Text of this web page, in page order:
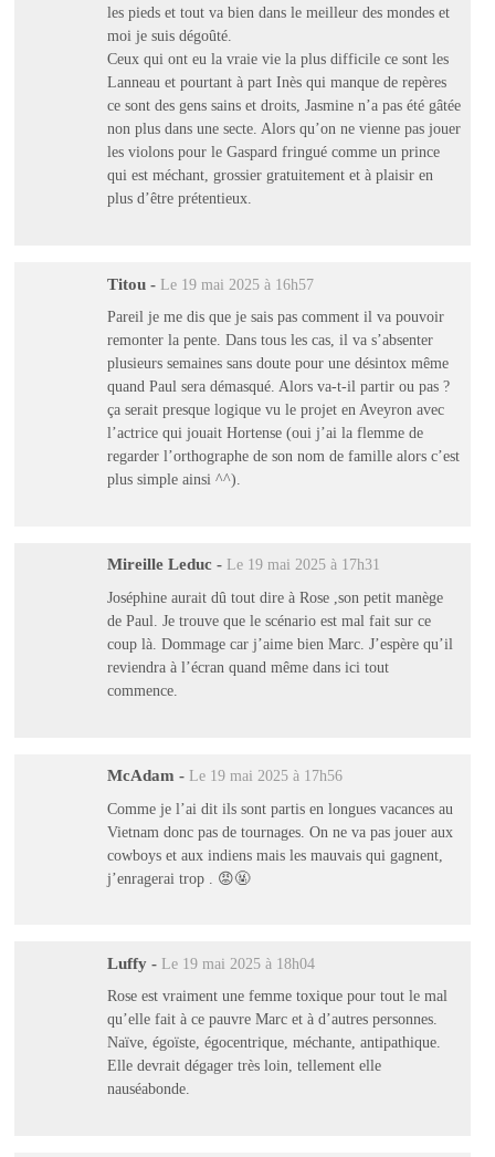
les pieds et tout va bien dans le meilleur des mondes et
moi je suis dégoûté.
Ceux qui ont eu la vraie vie la plus difficile ce sont les
Lanneau et pourtant à part Inès qui manque de repères
ce sont des gens sains et droits, Jasmine n’a pas été gâtée
non plus dans une secte. Alors qu’on ne vienne pas jouer
les violons pour le Gaspard fringué comme un prince
qui est méchant, grossier gratuitement et à plaisir en
plus d’être prétentieux.
Titou - Le 19 mai 2025 à 16h57
Pareil je me dis que je sais pas comment il va pouvoir
remonter la pente. Dans tous les cas, il va s’absenter
plusieurs semaines sans doute pour une désintox même
quand Paul sera démasqué. Alors va-t-il partir ou pas ?
ça serait presque logique vu le projet en Aveyron avec
l’actrice qui jouait Hortense (oui j’ai la flemme de
regarder l’orthographe de son nom de famille alors c’est
plus simple ainsi ^^).
Mireille Leduc - Le 19 mai 2025 à 17h31
Joséphine aurait dû tout dire à Rose ,son petit manège
de Paul. Je trouve que le scénario est mal fait sur ce
coup là. Dommage car j’aime bien Marc. J’espère qu’il
reviendra à l’écran quand même dans ici tout
commence.
McAdam - Le 19 mai 2025 à 17h56
Comme je l’ai dit ils sont partis en longues vacances au
Vietnam donc pas de tournages. On ne va pas jouer aux
cowboys et aux indiens mais les mauvais qui gagnent,
j’enragerai trop . 😡🤬
Luffy - Le 19 mai 2025 à 18h04
Rose est vraiment une femme toxique pour tout le mal
qu’elle fait à ce pauvre Marc et à d’autres personnes.
Naïve, égoïste, égocentrique, méchante, antipathique.
Elle devrait dégager très loin, tellement elle
nauséabonde.